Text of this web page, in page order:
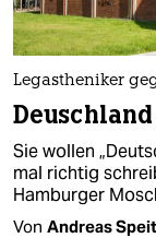
Legastheniker
Sie wollen
mal richtig
Hamburger
Von Andreas Speit